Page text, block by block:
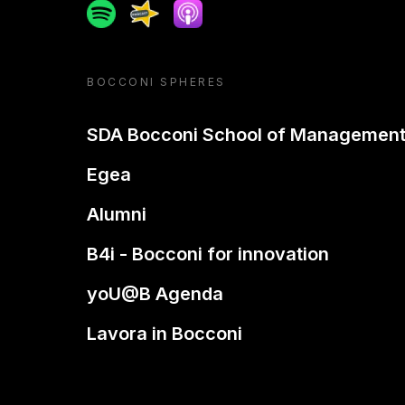
SpotifySpreakerApple podcast
BOCCONI SPHERES
SDA Bocconi School of Management
Egea
Alumni
B4i - Bocconi for innovation
yoU@B Agenda
Lavora in Bocconi